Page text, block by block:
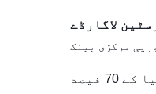
لاگارڈے
ذرا سوچیں۔ دنیا کے 70 فیصد